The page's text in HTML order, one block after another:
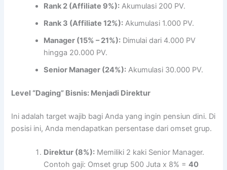
Rank 2 (Affiliate 9%): Akumulasi 200 PV.
Rank 3 (Affiliate 12%): Akumulasi 1.000 PV.
Manager (15% – 21%): Dimulai dari 4.000 PV
hingga 20.000 PV.
Senior Manager (24%): Akumulasi 30.000 PV.
Level “Daging” Bisnis: Menjadi Direktur
Ini adalah target wajib bagi Anda yang ingin pensiun dini. Di
posisi ini, Anda mendapatkan persentase dari omset grup.
Direktur (8%): Memiliki 2 kaki Senior Manager.
Contoh gaji: Omset grup 500 Juta x 8% =40